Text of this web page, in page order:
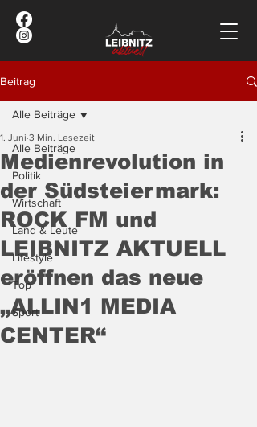
Beitrag
Alle Beiträge
Politik
Wirtschaft
Land & Leute
Lifestyle
Top
Sport
Alle Beiträge
Medienrevolution in
der Südsteiermark:
ROCK FM und
LEIBNITZ AKTUELL
eröffnen das neue
„ALLIN1 MEDIA
CENTER“
1. Juni 3 Min. Lesezeit